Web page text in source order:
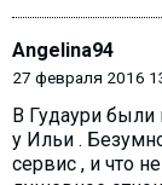
Angelina94
27 февраля 2016
В Гудаури
у Ильи .
сервис , и что